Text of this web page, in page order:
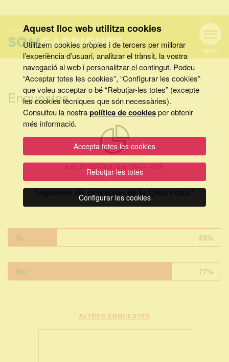
NAVEGACIÓ
MENÚ
Cercar
CERCAR
Enquestes
Inici: 27-03-2026 Final: 09-04-2026
Segueixes els preceptes de la Quaresma?
Sí. 23%
No. 77%
ALTRES ENQUESTES
Aquest lloc web utilitza cookies
Utilitzem cookies pròpies i de tercers per millorar
l’experiència d’usuari, analitzar el trànsit, la vostra
navegació al web i personalitzar el contingut. Podeu
“Acceptar totes les cookies”, “Configurar les cookies”
que voleu acceptar o bé “Rebutjar-les totes” (excepte
les cookies tècniques que són necessàries).
Consulteu la nostrapolítica de cookiesper obtenir
més informació.
Accepta totes les cookies
Rebutjar-les totes
Configurar les cookies